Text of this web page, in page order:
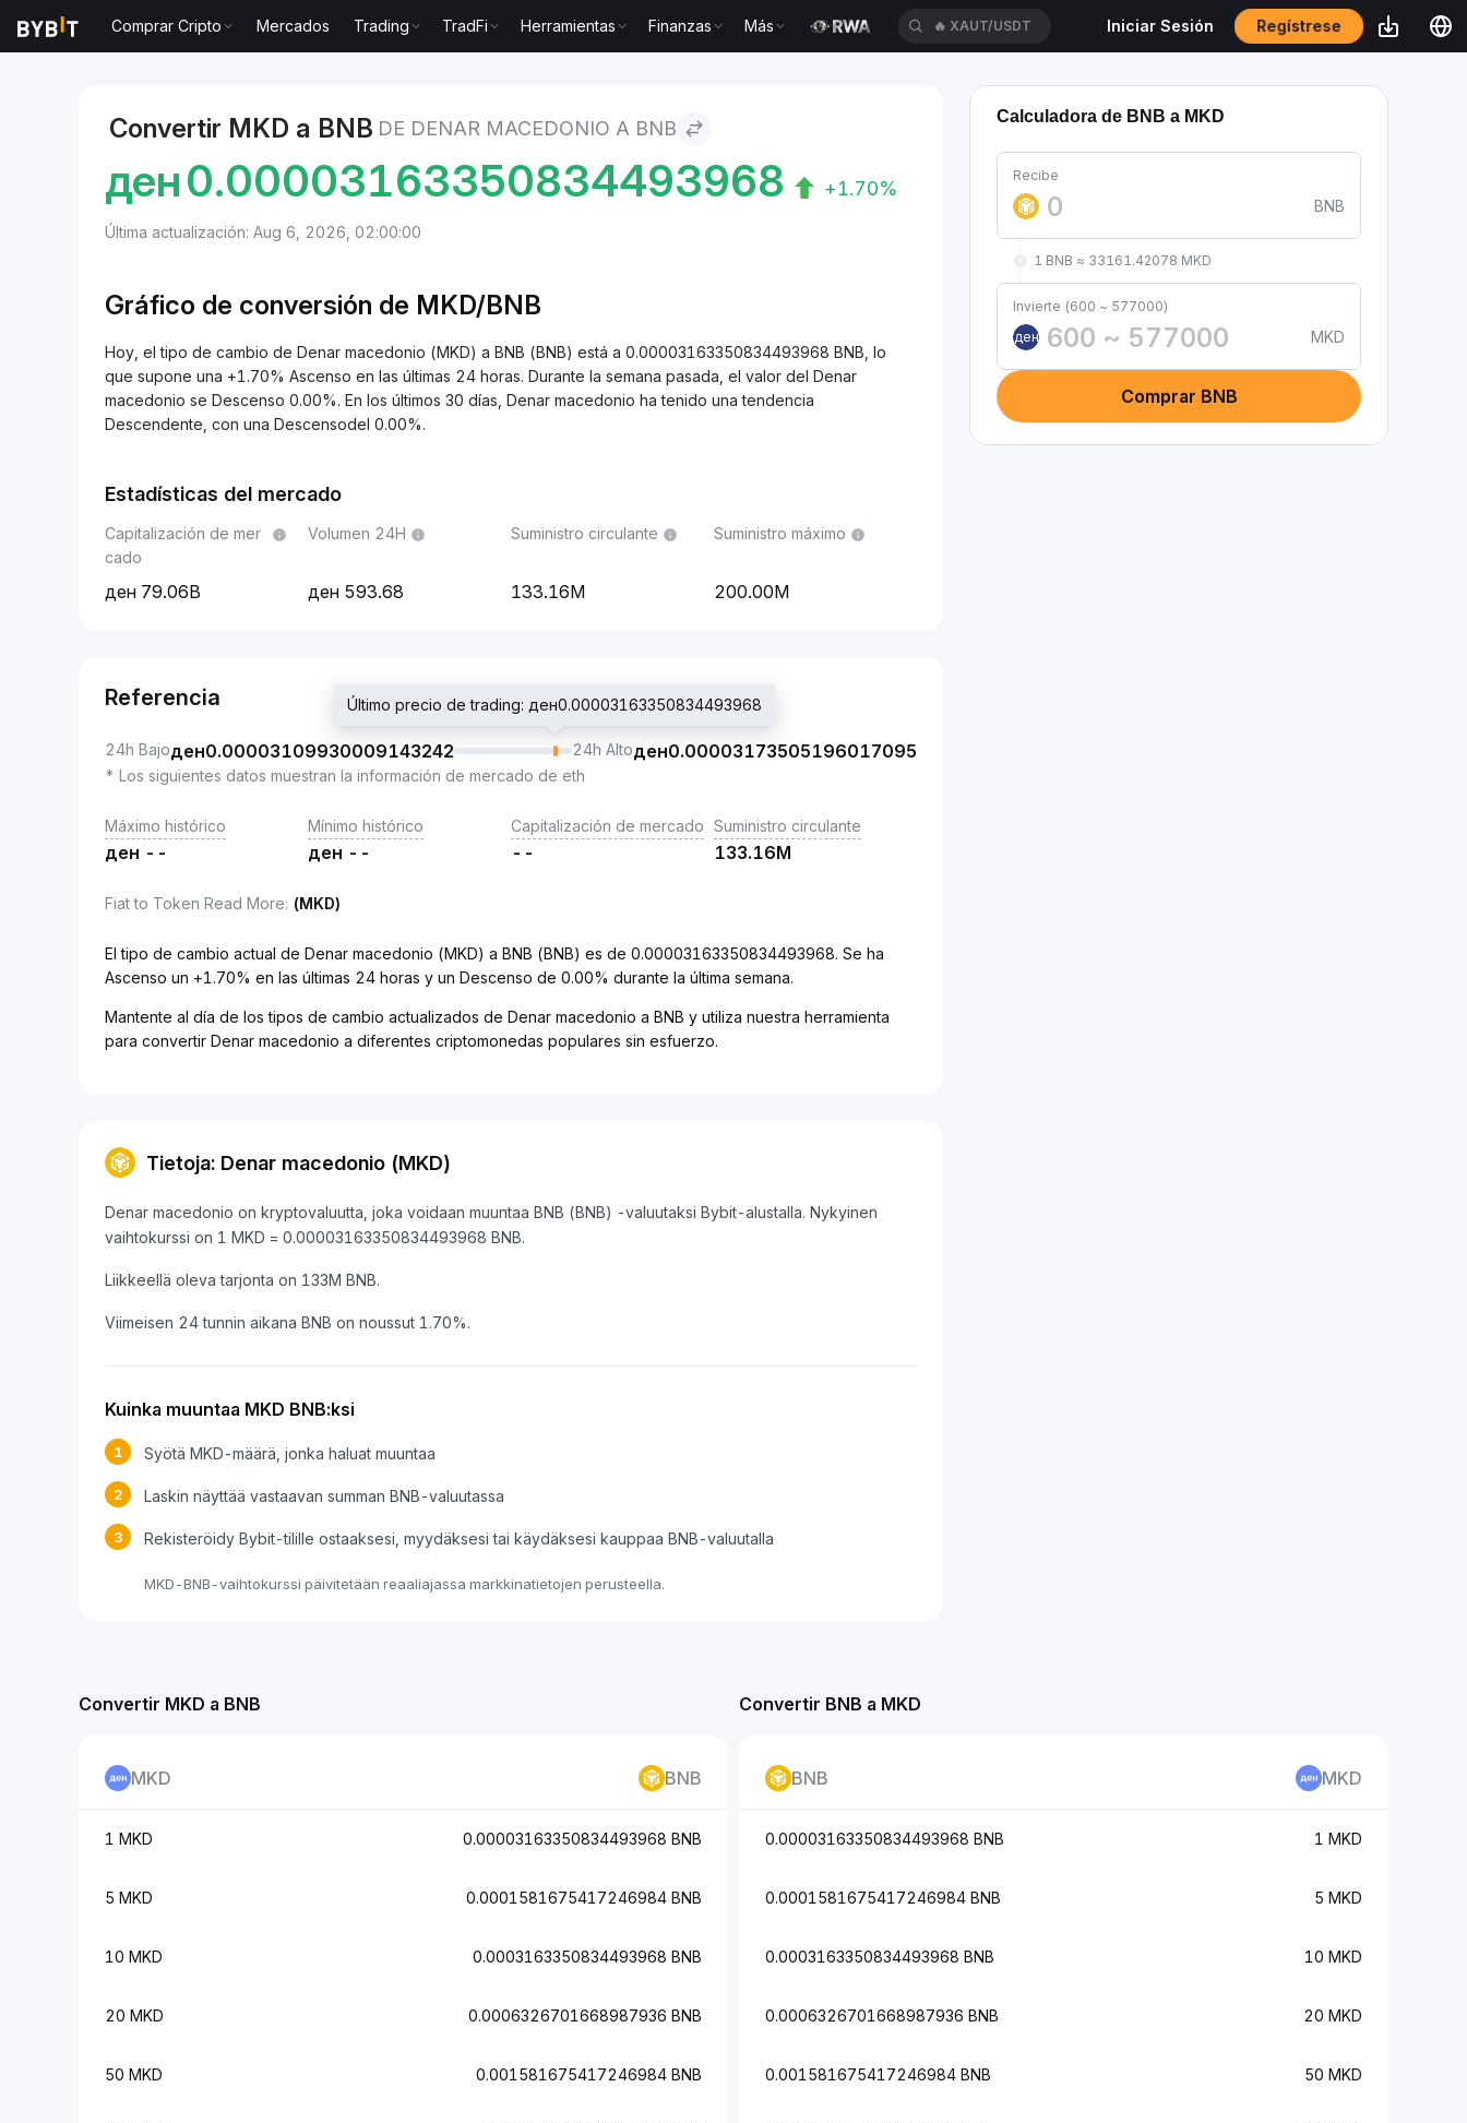
Comprar Cripto Mercados Trading TradFi Herramientas Finanzas Más 🔥 XAUT/USDT Iniciar Sesión Regístrese
Convertir MKD a BNB DE DENAR MACEDONIO A BNB
ден0.00003163350834493968 +1.70%
Última actualización: Aug 6, 2026, 02:00:00
Gráfico de conversión de MKD/BNB
Hoy, el tipo de cambio de Denar macedonio (MKD) a BNB (BNB) está a 0.00003163350834493968 BNB, lo
que supone una +1.70% Ascenso en las últimas 24 horas. Durante la semana pasada, el valor del Denar
macedonio se Descenso 0.00%. En los últimos 30 días, Denar macedonio ha tenido una tendencia
Descendente, con una Descensodel 0.00%.
Estadísticas del mercado
Capitalización de mer
cado
79.06B
Volumen 24H
593.68
Suministro circulante
133.16M
Suministro máximo
200.00M
Referencia
24h Bajoден0.00003109930009143242
Último precio de trading: ден0.00003163350834493968
24h Altoден0.00003173505196017095
* Los siguientes datos muestran la información de mercado de eth
Máximo histórico
ден --
Mínimo histórico
ден --
Capitalización de mercado
--
Suministro circulante
133.16M
Fiat to Token Read More: (MKD)
El tipo de cambio actual de Denar macedonio (MKD) a BNB (BNB) es de 0.00003163350834493968. Se ha
Ascenso un +1.70% en las últimas 24 horas y un Descenso de 0.00% durante la última semana.
Mantente al día de los tipos de cambio actualizados de Denar macedonio a BNB y utiliza nuestra herramienta
para convertir Denar macedonio a diferentes criptomonedas populares sin esfuerzo.
Tietoja: Denar macedonio (MKD)
Denar macedonio on kryptovaluutta, joka voidaan muuntaa BNB (BNB) -valuutaksi Bybit-alustalla. Nykyinen
vaihtokurssi on 1 MKD = 0.00003163350834493968 BNB.
Liikkeellä oleva tarjonta on 133M BNB.
Viimeisen 24 tunnin aikana BNB on noussut 1.70%.
Kuinka muuntaa MKD BNB:ksi
1 Syötä MKD-määrä, jonka haluat muuntaa
2 Laskin näyttää vastaavan summan BNB-valuutassa
3 Rekisteröidy Bybit-tilille ostaaksesi, myydäksesi tai käydäksesi kauppaa BNB-valuutalla
MKD-BNB-vaihtokurssi päivitetään reaaliajassa markkinatietojen perusteella.
Calculadora de BNB a MKD
Recibe
BNB
1 BNB ≈ 33161.42078 MKD
Invierte (600 ~ 577000)
ден
MKD
Comprar BNB
Convertir BNB a MKD
BNB MKD
0.00003163350834493968 BNB 1 MKD
0.0001581675417246984 BNB 5 MKD
0.0003163350834493968 BNB 10 MKD
0.0006326701668987936 BNB 20 MKD
0.001581675417246984 BNB 50 MKD
Convertir MKD a BNB
MKD BNB
1 MKD 0.00003163350834493968 BNB
5 MKD 0.0001581675417246984 BNB
10 MKD 0.0003163350834493968 BNB
20 MKD 0.0006326701668987936 BNB
50 MKD 0.001581675417246984 BNB